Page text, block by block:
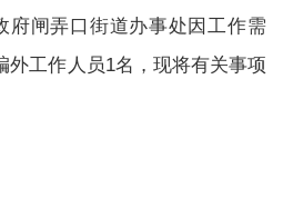
府闸弄口街道办事处因工作需
外工作人员1名，现将有关事项